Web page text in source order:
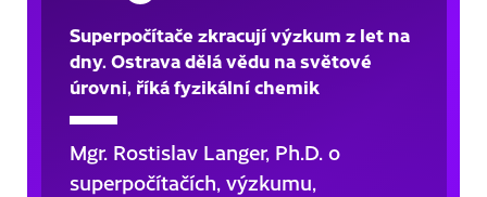
Superpočítače zkracují výzkum z let na
dny. Ostrava dělá vědu na světové
úrovni, říká fyzikální chemik
Mgr. Rostislav Langer, Ph.D. o
superpočítačích, výzkumu,